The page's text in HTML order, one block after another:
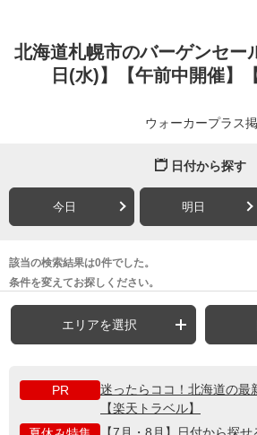
北海道札幌市のバーゲンセー
日(水)】【午前中開催】
ウォーカープラス
日付から探す
今日 明日
該当の検索結果は0件でした。
条件を変えてお探しください。
エリアを選択
PR
迷ったらココ！北海道の最
【楽天トラベル】